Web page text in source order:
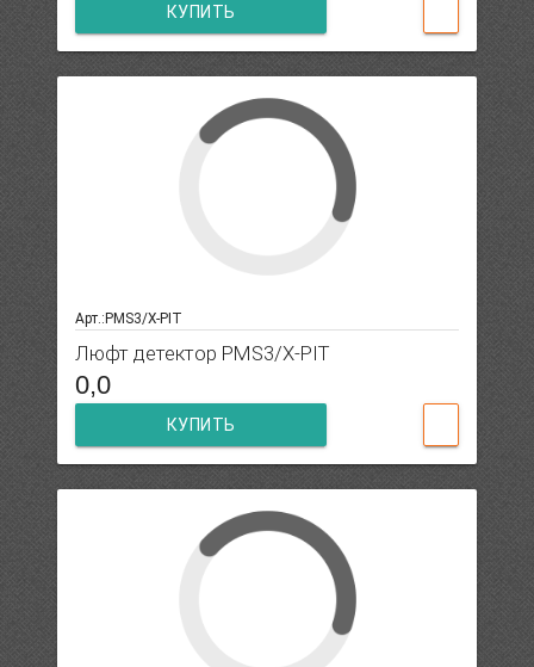
КУПИТЬ
Арт.:PMS3/X-PIT
Люфт детектор PMS3/X-PIT
0,0
КУПИТЬ